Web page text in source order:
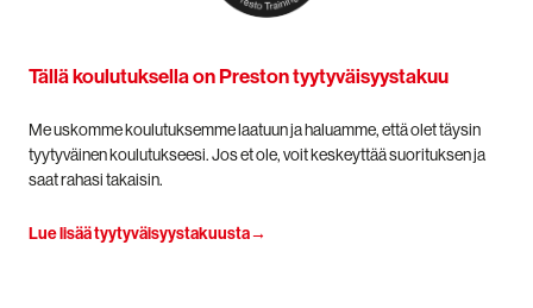
Tällä koulutuksella on Preston tyytyväisyystakuu
Me uskomme koulutuksemme laatuun ja haluamme, että olet täysin
tyytyväinen koulutukseesi. Jos et ole, voit keskeyttää suorituksen ja
saat rahasi takaisin.
Lue lisää tyytyväisyystakuusta→